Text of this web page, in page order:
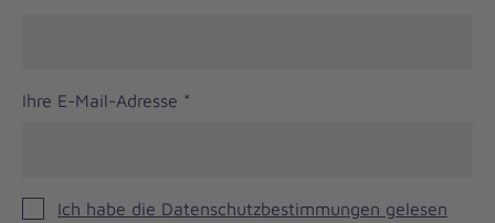
Ihre E-Mail-Adresse *
Ich habe die Datenschutzbestimmungen gelesen